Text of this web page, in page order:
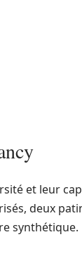
et leur
deux
synthétique.